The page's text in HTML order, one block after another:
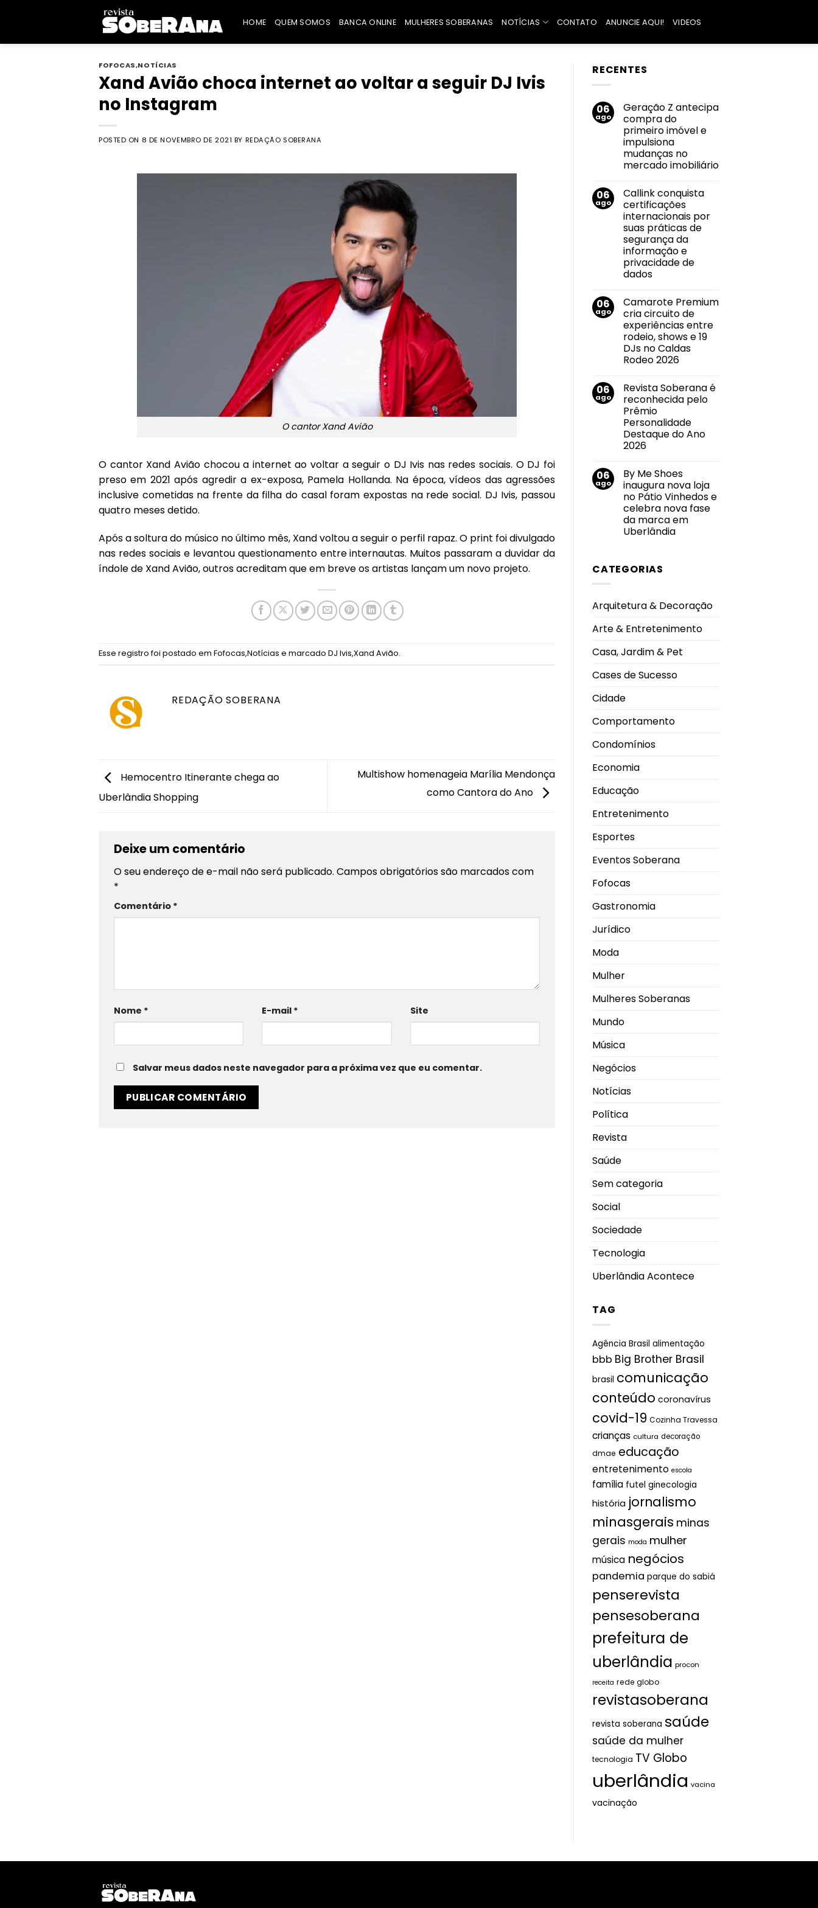
HOME QUEM SOMOS BANCA ONLINE MULHERES SOBERANAS NOTÍCIAS CONTATO ANUNCIE AQUI! VIDEOS
FOFOCAS,NOTÍCIAS
Xand Avião choca internet ao voltar a seguir DJ Ivis
no Instagram
POSTED ON 8 DE NOVEMBRO DE 2021 BY REDAÇÃO SOBERANA
O cantor Xand Avião
O cantor Xand Avião chocou a internet ao voltar a seguir o DJ Ivis nas redes sociais. O DJ foi
preso em 2021 após agredir a ex-exposa, Pamela Hollanda. Na época, vídeos das agressões
inclusive cometidas na frente da filha do casal foram expostas na rede social. DJ Ivis, passou
quatro meses detido.
Após a soltura do músico no último mês, Xand voltou a seguir o perfil rapaz. O print foi divulgado
nas redes sociais e levantou questionamento entre internautas. Muitos passaram a duvidar da
índole de Xand Avião, outros acreditam que em breve os artistas lançam um novo projeto.
Esse registro foi postado em Fofocas,Notícias e marcado DJ Ivis,Xand Avião.
REDAÇÃO SOBERANA
Hemocentro Itinerante chega ao
Uberlândia Shopping
Multishow homenageia Marília Mendonça
como Cantora do Ano
Deixe um comentário
O seu endereço de e-mail não será publicado. Campos obrigatórios são marcados com
*
Comentário *
Nome * E-mail * Site
Salvar meus dados neste navegador para a próxima vez que eu comentar.
RECENTES
06
ago
Geração Z antecipa
compra do
primeiro imóvel e
impulsiona
mudanças no
mercado imobiliário
em
Geração
Z
antecipa
compra
do
primeiro
imóvel
e
impulsiona
mudanças
no
06
ago
Callink conquista
certificações
internacionais por
suas práticas de
segurança da
informação e
privacidade de
dados
em
Callink
conquista
certificações
internacionais
por
suas
práticas
de
informação
e
privacidade
de
dados
06
ago
Camarote Premium
cria circuito de
experiências entre
rodeio, shows e 19
DJs no Caldas
Rodeo 2026
em
Camarote
Premium
cria
circuito
de
experiências
entre
rodeio,
19
DJs
no
Caldas
Rodeo
2026
06
ago
Revista Soberana é
reconhecida pelo
Prêmio
Personalidade
Destaque do Ano
2026
em
Revista
Soberana
é
reconhecida
pelo
Prêmio
Personalidade
Destaque
06
ago
By Me Shoes
inaugura nova loja
no Pátio Vinhedos e
celebra nova fase
da marca em
Uberlândia
By
Me
loja
Vinhedos
celebra
nova
da
marca
CATEGORIAS
Arquitetura & Decoração
Arte & Entretenimento
Casa, Jardim & Pet
Cases de Sucesso
Cidade
Comportamento
Condomínios
Economia
Educação
Entretenimento
Esportes
Eventos Soberana
Fofocas
Gastronomia
Jurídico
Moda
Mulher
Mulheres Soberanas
Mundo
Música
Negócios
Notícias
Política
Revista
Saúde
Sem categoria
Social
Sociedade
Tecnologia
Uberlândia Acontece
TAG
Agência Brasil alimentação
bbb Big Brother Brasil
brasil comunicação
conteúdo coronavírus
covid-19 Cozinha Travessa
crianças cultura decoração
dmae educação
entretenimento escola
família futel ginecologia
história jornalismo
minasgerais minas
gerais moda mulher
música negócios
pandemia parque do sabiá
penserevista
pensesoberana
prefeitura de
uberlândia procon
receita rede globo
revistasoberana
revista soberana saúde
saúde da mulher
tecnologia TV Globo
uberlândia vacina
vacinação